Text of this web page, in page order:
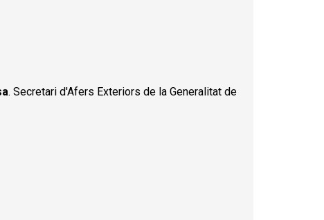
. Secretari d'Afers Exteriors de la Generalitat de